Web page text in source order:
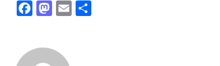
Facebook
Mastodon
Email